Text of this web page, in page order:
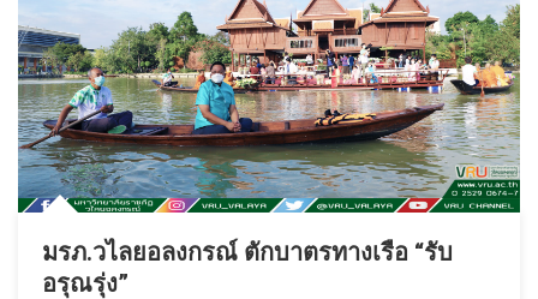
มรภ.วไลยอลงกรณ์ ตักบาตรทางเรือ “รับ
อรุณรุ่ง”